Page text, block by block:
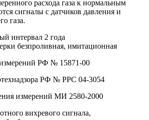
расхода газа к нормальным
сигналы с датчиков давления и
газа.
интервал 2 года
безпроливная, имитационная
измерений РФ № 15871-00
РФ № РРС 04-3054
измерений МИ 2580-2000
вихревого сигнала,